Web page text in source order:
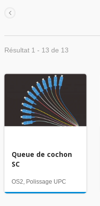
Résultat 1 - 13 de 13
Queue de cochon
SC
OS2, Polissage UPC